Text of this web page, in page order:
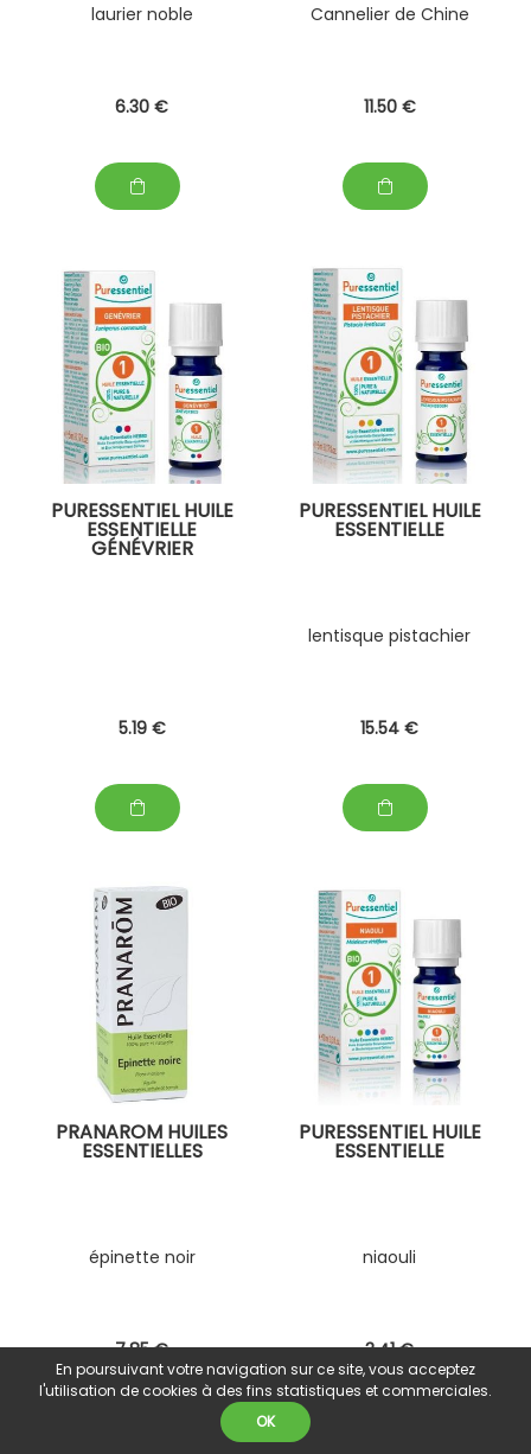
laurier noble
6.30 €
Cannelier de Chine
11.50 €
PURESSENTIEL HUILE
ESSENTIELLE
GÉNÉVRIER
5.19 €
PURESSENTIEL HUILE
ESSENTIELLE
lentisque pistachier
15.54 €
PRANAROM HUILES
ESSENTIELLES
épinette noir
7.85 €
PURESSENTIEL HUILE
ESSENTIELLE
niaouli
3.41 €
En poursuivant votre navigation sur ce site, vous acceptez
l'utilisation de cookies à des fins statistiques et commerciales.
OK